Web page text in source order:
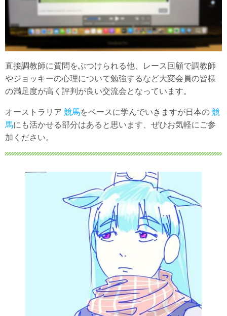
直接調教師に質問をぶつけられる他、レース回顧で調教師
やジョッキーの心理について勉強するなど大変会員の皆様
の満足度が高く評判が良い交流会となっています。
オーストラリア 競馬をベースに学んでいきますが日本の競
馬にも活かせる部分はあると思います、ぜひお気軽にご参
加ください。